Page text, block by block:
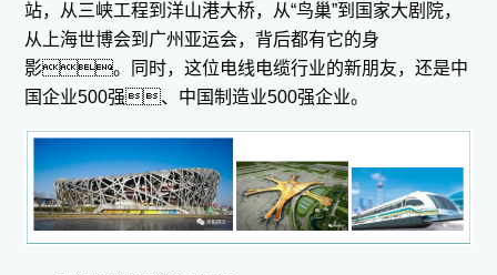
站，从三峡工程到洋山港大桥，从“鸟巢”到国家大剧院，
从上海世博会到广州亚运会，背后都有它的身
影。同时，这位电线电缆行业的新朋友，还是中
国企业500强、中国制造业500强企业。